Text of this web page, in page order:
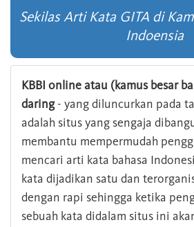
Sekilas Arti Kata GITA di
Indoensia
KBBI online atau (kamus besar
daring- yang diluncurkan pada
adalah situs yang sengaja
membantu mempermudah
mencari arti kata bahasa
kata dijadikan satu dan
dengan rapi sehingga ketika
sebuah kata didalam situs ini